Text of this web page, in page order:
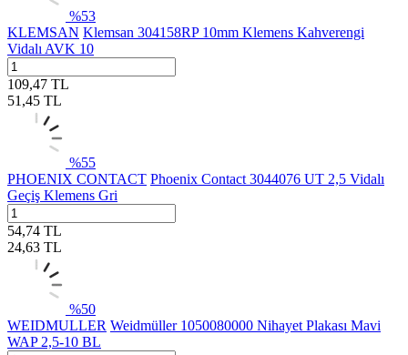
%53
KLEMSAN Klemsan 304158RP 10mm Klemens Kahverengi
Vidalı AVK 10
109,47 TL
51,45 TL
%55
PHOENIX CONTACT Phoenix Contact 3044076 UT 2,5 Vidalı
Geçiş Klemens Gri
54,74 TL
24,63 TL
%50
WEIDMULLER Weidmüller 1050080000 Nihayet Plakası Mavi
WAP 2,5-10 BL